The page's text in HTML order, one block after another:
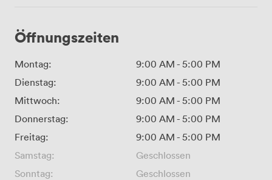
Öffnungszeiten
Montag: 9:00 AM - 5:00 PM
Dienstag:
9:00 AM - 5:00 PM
Mittwoch:
9:00 AM - 5:00 PM
Donnerstag:
9:00 AM - 5:00 PM
Freitag:
9:00 AM - 5:00 PM
Samstag:
Geschlossen
Sonntag:
Geschlossen